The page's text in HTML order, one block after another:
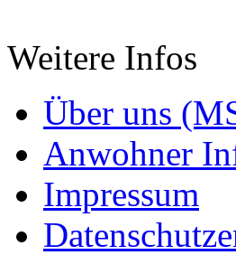
Weitere Infos
Über uns
Anwohner
Impressum